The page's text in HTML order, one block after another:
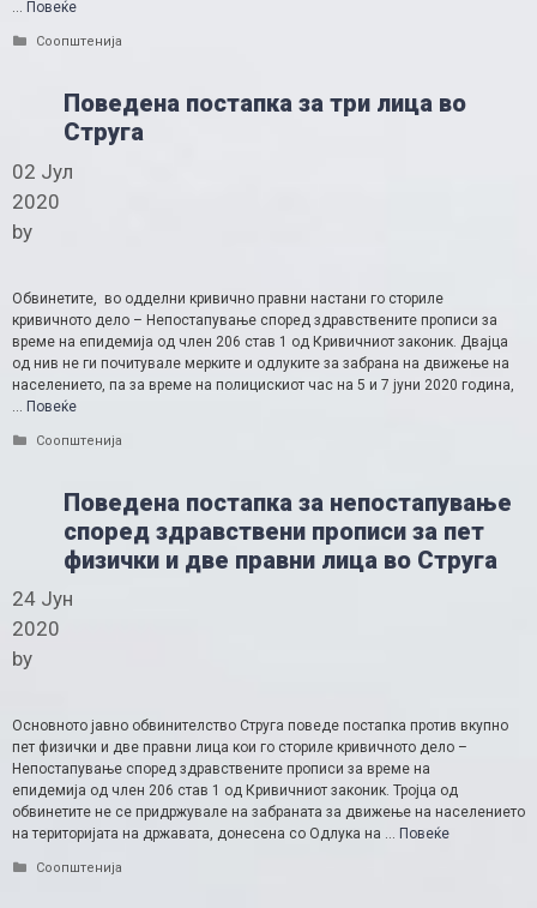
… Повеќе
Categories
Соопштенија
Поведена постапка за три лица во
Струга
02 Јул
2020
by
Обвинетите, во одделни кривично правни настани го сториле
кривичното дело – Непостапување според здравствените прописи за
време на епидемија од член 206 став 1 од Кривичниот законик. Двајца
од нив не ги почитувале мерките и одлуките за забрана на движење на
населението, па за време на полицискиот час на 5 и 7 јуни 2020 година,
… Повеќе
Categories
Соопштенија
Поведена постапка за непостапување
според здравствени прописи за пет
физички и две правни лица во Струга
24 Јун
2020
by
Основното јавно обвинителство Струга поведе постапка против вкупно
пет физички и две правни лица кои го сториле кривичното дело –
Непостапување според здравствените прописи за време на
епидемија од член 206 став 1 од Кривичниот законик. Тројца од
обвинетите не се придржувале на забраната за движење на населението
на територијата на државата, донесена со Одлука на … Повеќе
Categories
Соопштенија